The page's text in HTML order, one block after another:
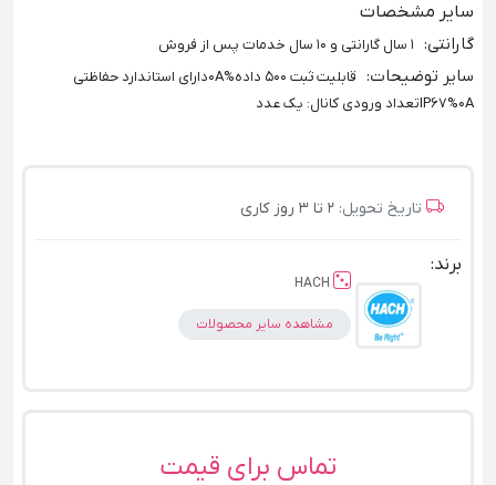
سایر مشخصات
گارانتی: 1 سال گارانتی و 10 سال خدمات پس از فروش
سایر توضیحات:
قابلیت ثبت 500 داده%0Aدارای استاندارد حفاظتی
IP67%0Aتعداد ورودی کانال: یک عدد
تاریخ تحویل: 2 تا 3 روز کاری
برند:
HACH
مشاهده سایر محصولات
تماس برای قیمت